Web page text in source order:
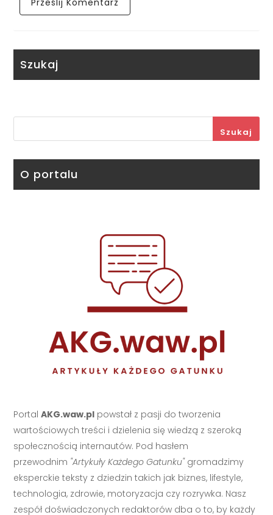
Szukaj
Szukaj
O portalu
PortalAKG.waw.pl powstał z pasji do tworzenia
wartościowych treści i dzielenia się wiedzą z szeroką
społecznością internautów. Pod hasłem
przewodnim "Artykuły Każdego Gatunku"gromadzimy
eksperckie teksty z dziedzin takich jak biznes, lifestyle,
technologia, zdrowie, motoryzacja czy rozrywka. Nasz
zespół doświadczonych redaktorów dba o to, by każdy